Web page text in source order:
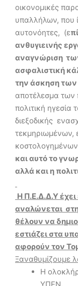
οικονομικές
υπαλλήλων, που
αυτονόητες, (ε
ανθυγιεινής
αναγνώριση
ασφαλιστική
την άσκηση
αποτέλεσμα
πολιτική
διεξοδικής
τεκμηριωμένων,
και αυτό το
αλλά και η
Η Π.Ε.Δ.Δ.Υ έχει
αναλώνεται
θέλουν να
εστιάζει στα
αφορούν τον
Ξαναθυμίζουμε
Η